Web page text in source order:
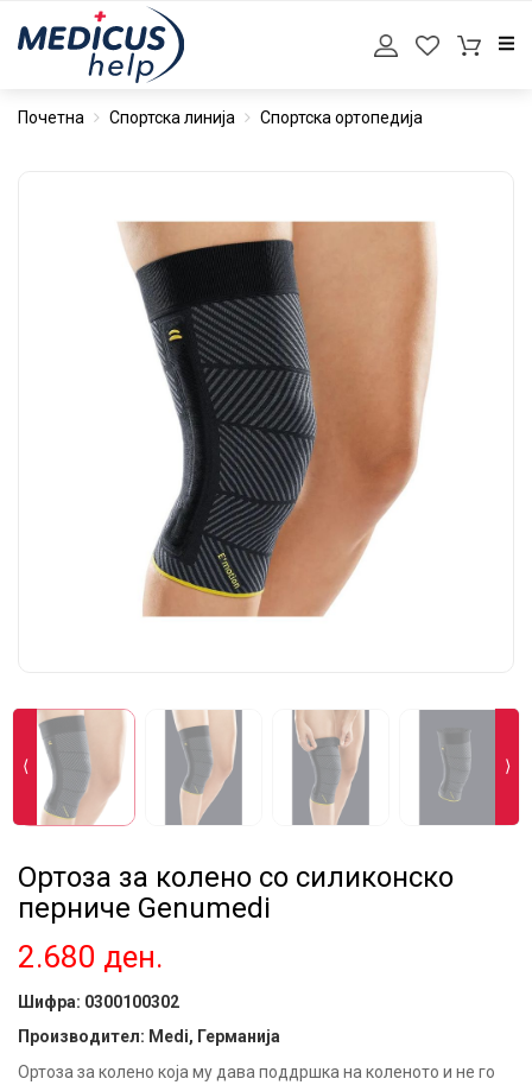
Почетна Спортска линија Спортска ортопедија
⟨ ⟩
Ортоза за колено со силиконско
перниче Genumedi
2.680 ден.
Шифра: 0300100302
Производител: Medi, Германија
Ортоза за колено која му дава поддршка на коленото и не го